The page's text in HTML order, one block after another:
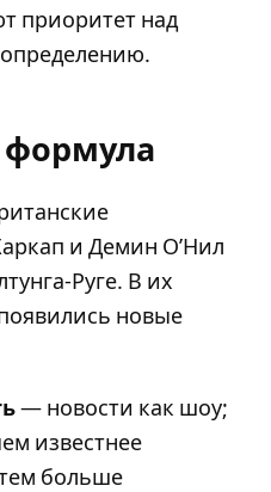
приоритет над
и Демин О’Нил
Руге. В их
новые
— новости как шоу;
известнее
больше